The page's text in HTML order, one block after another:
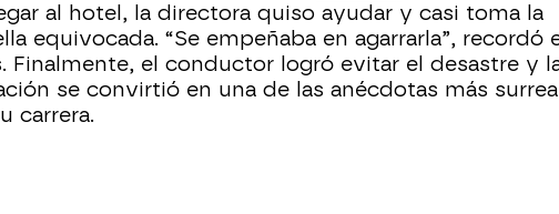
al hotel, la directora quiso ayudar y casi toma la
equivocada. “Se empeñaba en agarrarla”, recordó
Finalmente, el conductor logró evitar el desastre y
se convirtió en una de las anécdotas más
carrera.